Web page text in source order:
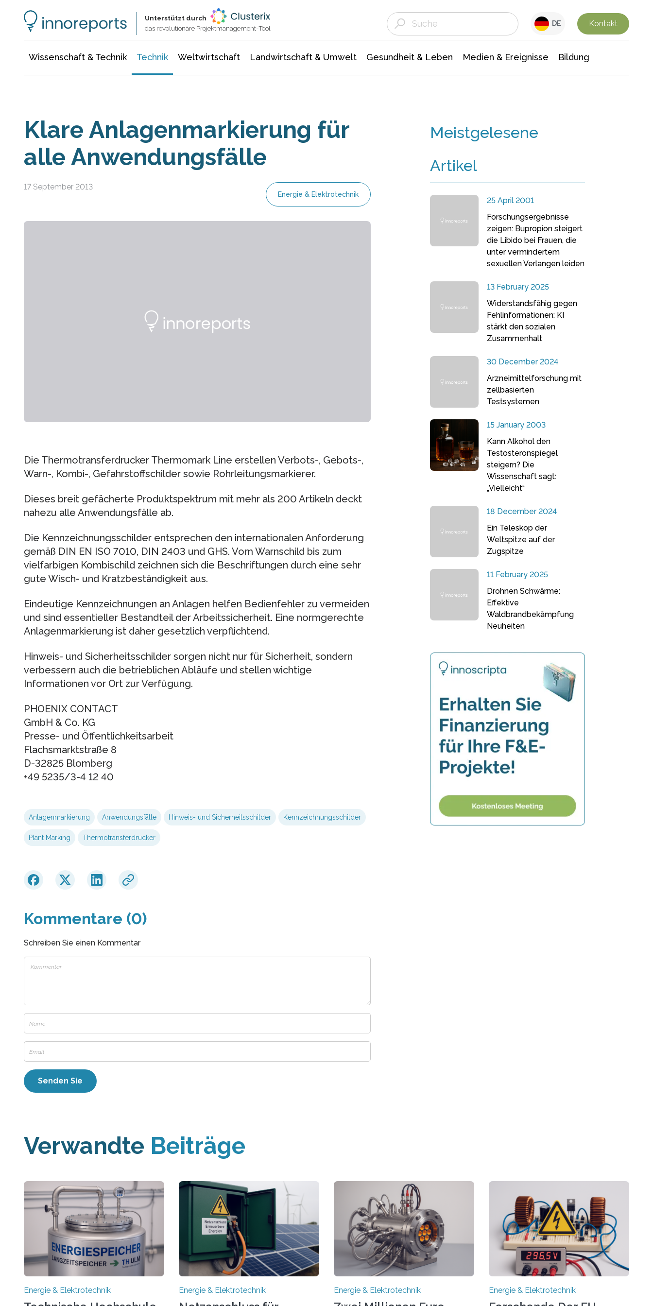
Unterstützt durch
das revolutionäre Projektmanagement-Tool
DE Kontakt
Wissenschaft & Technik Technik Weltwirtschaft Landwirtschaft & Umwelt Gesundheit & Leben Medien & Ereignisse Bildung
Klare Anlagenmarkierung für
alle Anwendungsfälle
17 September 2013
Energie & Elektrotechnik
Die Thermotransferdrucker Thermomark Line erstellen Verbots-, Gebots-,
Warn-, Kombi-, Gefahrstoffschilder sowie Rohrleitungsmarkierer.
Dieses breit gefächerte Produktspektrum mit mehr als 200 Artikeln deckt
nahezu alle Anwendungsfälle ab.
Die Kennzeichnungsschilder entsprechen den internationalen Anforderung
gemäß DIN EN ISO 7010, DIN 2403 und GHS. Vom Warnschild bis zum
vielfarbigen Kombischild zeichnen sich die Beschriftungen durch eine sehr
gute Wisch- und Kratzbeständigkeit aus.
Eindeutige Kennzeichnungen an Anlagen helfen Bedienfehler zu vermeiden
und sind essentieller Bestandteil der Arbeitssicherheit. Eine normgerechte
Anlagenmarkierung ist daher gesetzlich verpflichtend.
Hinweis- und Sicherheitsschilder sorgen nicht nur für Sicherheit, sondern
verbessern auch die betrieblichen Abläufe und stellen wichtige
Informationen vor Ort zur Verfügung.
PHOENIX CONTACT
GmbH & Co. KG
Presse- und Öffentlichkeitsarbeit
Flachsmarktstraße 8
D-32825 Blomberg
+49 5235/3-4 12 40
Anlagenmarkierung Anwendungsfälle Hinweis- und Sicherheitsschilder Kennzeichnungsschilder
Plant Marking Thermotransferdrucker
Kommentare (0)
Schreiben Sie einen Kommentar
Meistgelesene
Artikel
25 April 2001
Forschungsergebnisse
zeigen: Bupropion steigert
die Libido bei Frauen, die
unter vermindertem
sexuellen Verlangen leiden
13 February 2025
Widerstandsfähig gegen
Fehlinformationen: KI
stärkt den sozialen
Zusammenhalt
30 December 2024
Arzneimittelforschung mit
zellbasierten
Testsystemen
15 January 2003
Kann Alkohol den
Testosteronspiegel
steigern? Die
Wissenschaft sagt:
„Vielleicht“
18 December 2024
Ein Teleskop der
Weltspitze auf der
Zugspitze
11 February 2025
Drohnen Schwärme:
Effektive
Waldbrandbekämpfung
Neuheiten
Verwandte Beiträge
Energie & Elektrotechnik Energie & Elektrotechnik Energie & Elektrotechnik Energie & Elektrotechnik